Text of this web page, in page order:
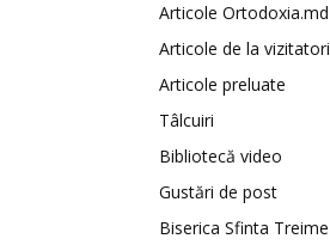
Articole Ortodoxia.md
Articole de la vizitatori
Articole preluate
Tâlcuiri
Bibliotecă video
Gustări de post
Biserica Sfinta Treime